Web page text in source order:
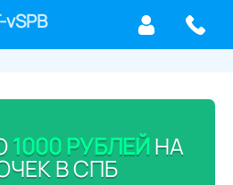
vSPB
1000 РУБЛЕЙНА
В СПБ